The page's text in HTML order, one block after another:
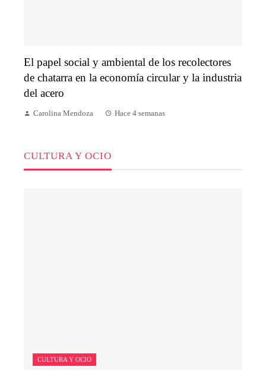
El papel social y ambiental de los recolectores
de chatarra en la economía circular y la industria
del acero
Carolina Mendoza Hace 4 semanas
CULTURA Y OCIO
CULTURA Y OCIO